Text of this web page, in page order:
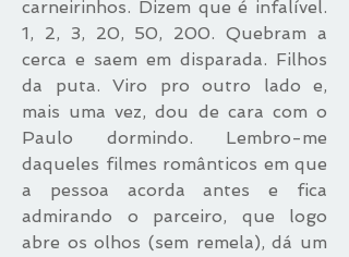
carneirinhos. Dizem que é infalível.
1, 2, 3, 20, 50, 200. Quebram a
cerca e saem em disparada. Filhos
da puta. Viro pro outro lado e,
mais uma vez, dou de cara com o
Paulo dormindo. Lembro-me
daqueles filmes românticos em que
a pessoa acorda antes e fica
admirando o parceiro, que logo
abre os olhos (sem remela), dá um